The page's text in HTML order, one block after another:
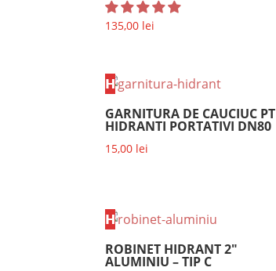
135,00 lei
𝗛
GARNITURA DE CAUCIUC PT
HIDRANTI PORTATIVI DN80
15,00 lei
𝗛
ROBINET HIDRANT 2″
ALUMINIU – TIP C